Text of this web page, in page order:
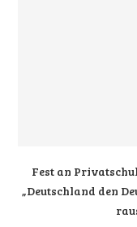
Fest an
„Deutschland den